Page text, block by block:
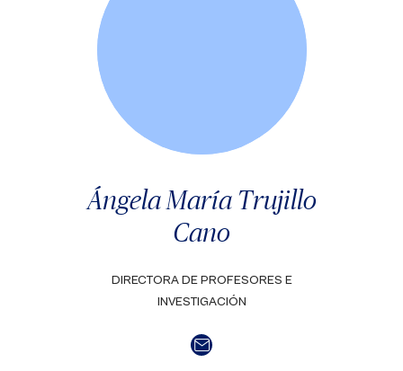
Ángela María Trujillo
Cano
DIRECTORA DE PROFESORES E
INVESTIGACIÓN